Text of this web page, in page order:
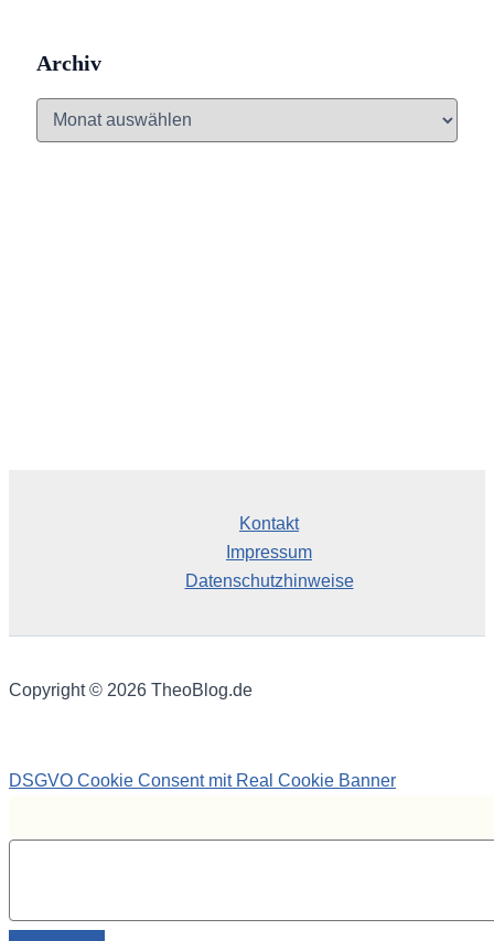
Archiv
A
Kontakt
Impressum
Datenschutzhinweise
Copyright © 2026 TheoBlog.de
DSGVO Cookie Consent mit Real Cookie Banner